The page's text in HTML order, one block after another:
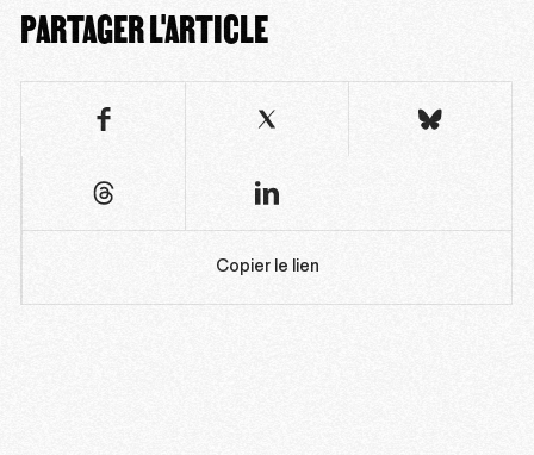
PARTAGER L'ARTICLE
Copier le lien